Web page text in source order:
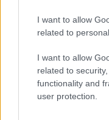
I want to allow
related to
I want to allow
related to
functionality and
user protection.
epampapas
16 Σεπτεμβρίου
Kαι κάτι ακόμα πάνω
ψάχνω το πράγμα έχει